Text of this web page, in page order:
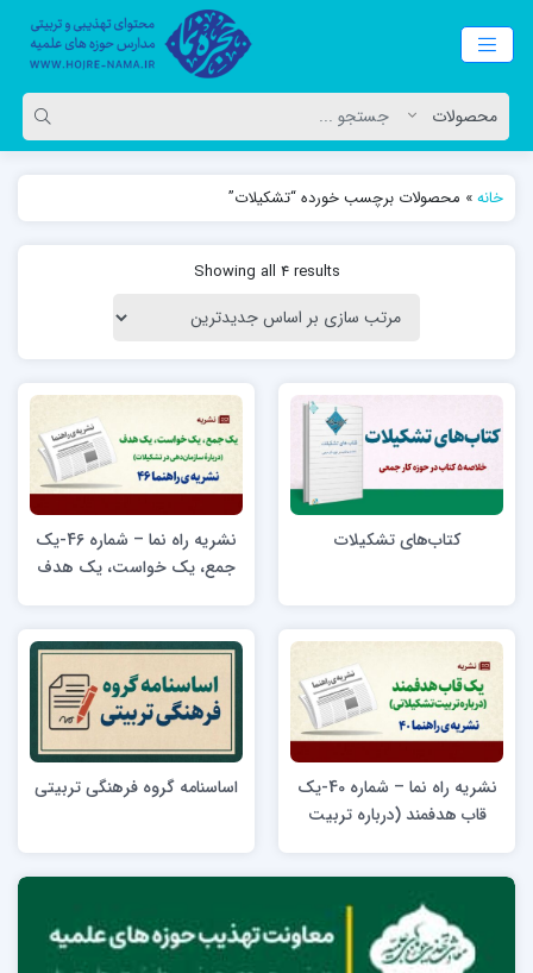
خانه» محصولات برچسب خورده “تشکیلات”
Showing all 4 results
کتاب‌های تشکیلات
نشریه راه نما – شماره 46-یک
جمع، یک خواست، یک هدف
نشریه راه نما – شماره 40-یک
قاب هدفمند (درباره تربیت
اساسنامه گروه فرهنگی تربیتی